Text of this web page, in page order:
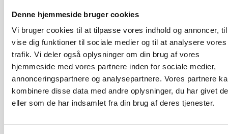
Denne hjemmeside bruger cookies
Vi bruger cookies til at tilpasse vores indhold og annoncer,
vise dig funktioner til sociale medier og til at analysere vores
trafik. Vi deler også oplysninger om din brug af vores
hjemmeside med vores partnere inden for sociale medier,
annonceringspartnere og analysepartnere. Vores partnere
kombinere disse data med andre oplysninger, du har givet
eller som de har indsamlet fra din brug af deres tjenester.